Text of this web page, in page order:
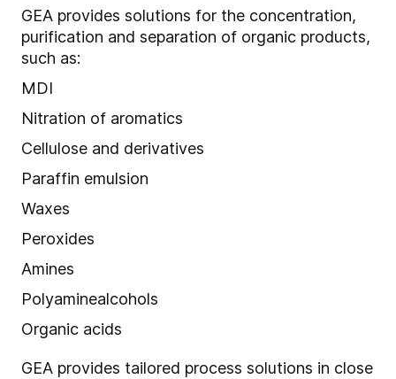
GEA provides solutions for the concentration,
purification and separation of organic products,
such as:
MDI
Nitration of aromatics
Cellulose and derivatives
Paraffin emulsion
Waxes
Peroxides
Amines
Polyaminealcohols
Organic acids
GEA provides tailored process solutions in close